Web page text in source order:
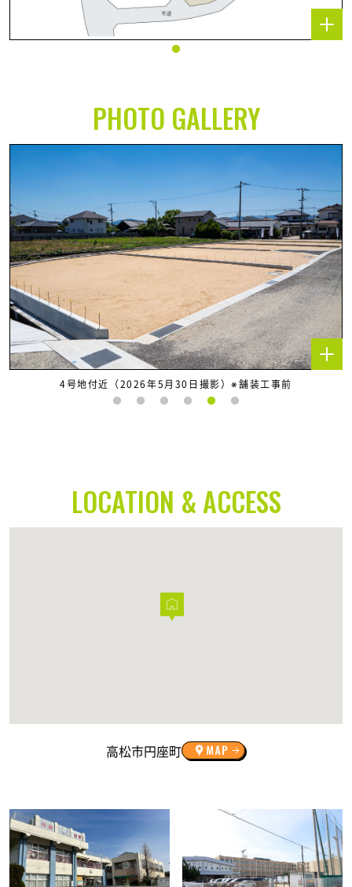
PHOTO GALLERY
4号地付近（2026年5月30日撮影）※舗装工事前
LOCATION & ACCESS
高松市円座町